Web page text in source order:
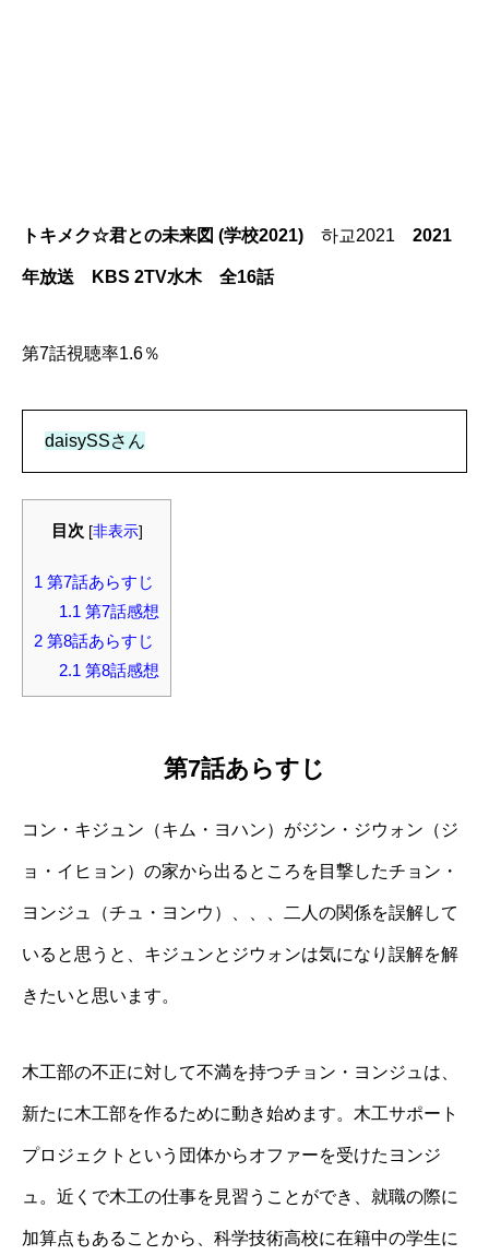
トキメク☆君との未来図 (学校2021) 하교2021 2021
年放送 KBS 2TV水木 全16話
第7話視聴率1.6％
daisySSさん
目次 [非表示]
1 第7話あらすじ
1.1 第7話感想
2 第8話あらすじ
2.1 第8話感想
第7話あらすじ
コン・キジュン（キム・ヨハン）がジン・ジウォン（ジ
ョ・イヒョン）の家から出るところを目撃したチョン・
ヨンジュ（チュ・ヨンウ）、、、二人の関係を誤解して
いると思うと、キジュンとジウォンは気になり誤解を解
きたいと思います。
木工部の不正に対して不満を持つチョン・ヨンジュは、
新たに木工部を作るために動き始めます。木工サポート
プロジェクトという団体からオファーを受けたヨンジ
ュ。近くで木工の仕事を見習うことができ、就職の際に
加算点もあることから、科学技術高校に在籍中の学生に